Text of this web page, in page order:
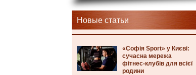
Новые статьи
«Софія Sport» у Києві:
сучасна мережа
фітнес-клубів для всієї
родини